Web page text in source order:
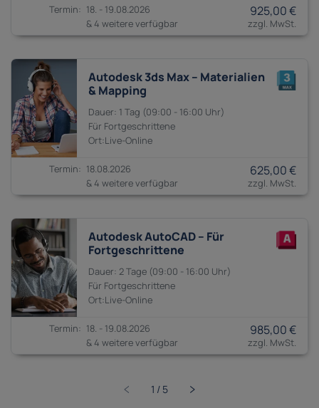
18. - 19.08.2026
& 4 weitere verfügbar
925,00 €
Autodesk 3ds Max – Materialien
& Mapping
1 Tag 09:00 - 16:00
Fortgeschrittene
18.08.2026
& 4 weitere verfügbar
625,00 €
Autodesk AutoCAD – Für
Fortgeschrittene
2 Tage 09:00 - 16:00
Fortgeschrittene
18. - 19.08.2026
& 4 weitere verfügbar
985,00 €